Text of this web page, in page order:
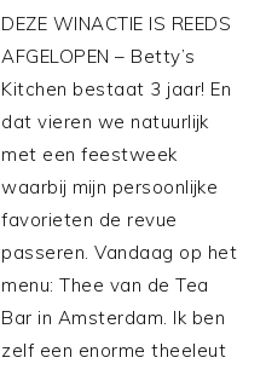
DEZE WINACTIE IS REEDS
AFGELOPEN – Betty’s
Kitchen bestaat 3 jaar! En
dat vieren we natuurlijk
met een feestweek
waarbij mijn persoonlijke
favorieten de revue
passeren. Vandaag op het
menu: Thee van de Tea
Bar in Amsterdam. Ik ben
zelf een enorme theeleut